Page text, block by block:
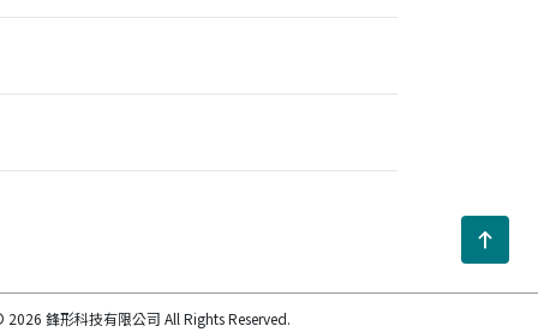
鋒形科技有限公司 All Rights Reserved.